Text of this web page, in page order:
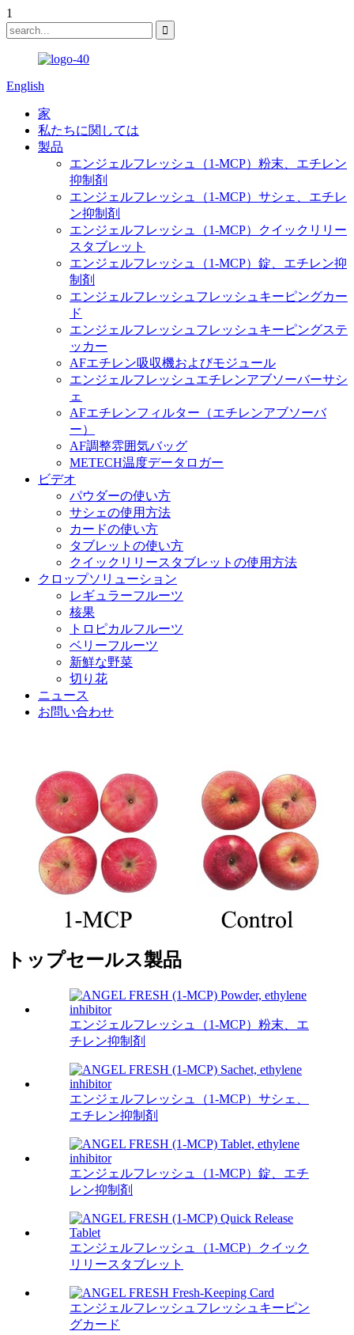
1
English
家
私たちに関しては
製品
エンジェルフレッシュ（1-MCP）粉末、エチレン
抑制剤
エンジェルフレッシュ（1-MCP）サシェ、エチレ
ン抑制剤
エンジェルフレッシュ（1-MCP）クイックリリー
スタブレット
エンジェルフレッシュ（1-MCP）錠、エチレン抑
制剤
エンジェルフレッシュフレッシュキーピングカー
ド
エンジェルフレッシュフレッシュキーピングステ
ッカー
AFエチレン吸収機およびモジュール
エンジェルフレッシュエチレンアブソーバーサシ
ェ
AFエチレンフィルター（エチレンアブソーバ
ー）
AF調整雰囲気バッグ
METECH温度データロガー
ビデオ
パウダーの使い方
サシェの使用方法
カードの使い方
タブレットの使い方
クイックリリースタブレットの使用方法
クロップソリューション
レギュラーフルーツ
核果
トロピカルフルーツ
ベリーフルーツ
新鮮な野菜
切り花
ニュース
お問い合わせ
トップセールス製品
エンジェルフレッシュ（1-MCP）粉末、エ
チレン抑制剤
エンジェルフレッシュ（1-MCP）サシェ、
エチレン抑制剤
エンジェルフレッシュ（1-MCP）錠、エチ
レン抑制剤
エンジェルフレッシュ（1-MCP）クイック
リリースタブレット
エンジェルフレッシュフレッシュキーピン
グカード